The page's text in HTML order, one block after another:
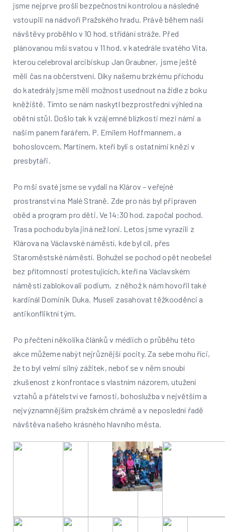
jsme nejprve prošli bezpečnostní kontrolou a následně
vstoupili na nádvoří Pražského hradu. Právě během naší
návštěvy proběhlo v 10 hod. střídání stráže. Před
plánovanou mší svatou v 11 hod. v katedrále svatého Víta,
kterou celebroval arcibiskup Jan Graubner, jsme ještě
měli čas na občerstvení. Díky našemu brzkému příchodu
do katedrály jsme měli možnost usednout na židle z boku
kněžiště. Tímto se nám naskytl bezprostřední výhled na
obětní stůl. Došlo tak k vzájemné blízkosti mezi námi a
našim panem farářem, P. Emilem Hoffmannem, a
bohoslovcem, Martinem, kteří byli s ostatními knězi v
presbytáři.
Po mši svaté jsme se vydali na Klárov – veřejné
prostranství na Malé Straně. Zde pro nás byl připraven
oběd a program pro děti. Ve 14:30 hod. započal pochod.
Trasa pochodu byla jiná než loni. Letos jsme vyrazili z
Klárova na Václavské náměstí, kde byl cíl, přes
Staroměstské náměstí. Bohužel se pochod opět neobešel
bez přítomnosti protestujících, kteří na Václavském
náměstí zablokovali podium, z něhož k nám hovořil také
kardinál Dominik Duka. Museli zasahovat těžkooděnci a
antikonfliktní tým.
Po přečtení několika článků v médiích o průběhu této
akce můžeme nabýt nejrůznější pocity. Za sebe mohu říci,
že to byl velmi silný zážitek, neboť se v něm snoubí
zkušenost z konfrontace s vlastním názorem, utužení
vztahů a přátelství ve farnosti, bohoslužba v největším a
nejvýznamnějším pražském chrámě a v neposlední řadě
návštěva našeho krásného hlavního města.